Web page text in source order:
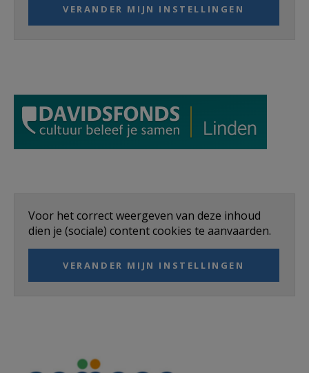
VERANDER MIJN INSTELLINGEN
davidsfonds-Linden.png
Voor het correct weergeven van deze inhoud
dien je (sociale) content cookies te aanvaarden.
VERANDER MIJN INSTELLINGEN
samana.png